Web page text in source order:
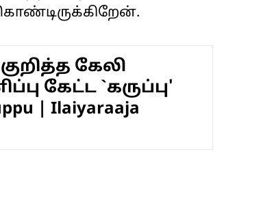
கேலி
கேட்ட `கருப்பு'
| Ilaiyaraaja